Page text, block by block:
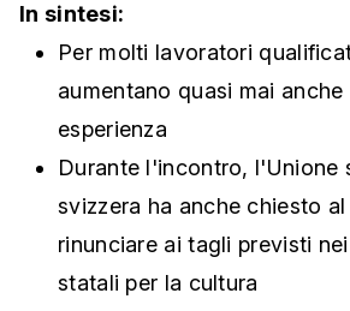
In sintesi:
Per molti lavoratori
aumentano quasi mai
esperienza
Durante l'incontro, l'Unione
svizzera ha anche chiesto
rinunciare ai tagli previsti
statali per la cultura